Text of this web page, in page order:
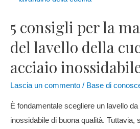
5 consigli per la
del lavello della
acciaio
Lascia un commento / Base di
È fondamentale scegliere un lavello
inossidabile di buona qualità. Tuttavia,